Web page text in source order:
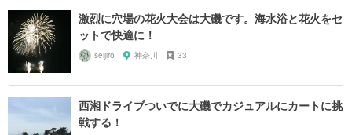
激烈に穴場の花火大会は大磯です。海水浴と花火をセ
ットで快適に！
seijiro 神奈川 33
西湘ドライブついでに大磯でカジュアルにカートに挑
戦する！